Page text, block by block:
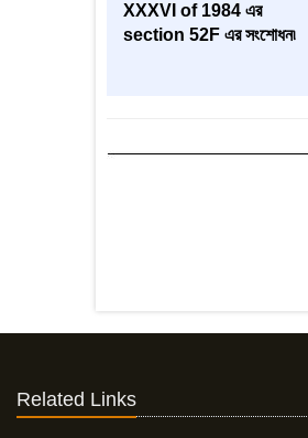
XXXVI of 1984 এর
section 52F এর সংশোধন৷
Related Links